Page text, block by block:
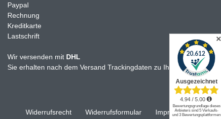
Paypal
Rechnung
Kreditkarte
Lastschrift
Wir versenden mit DHL
Sie erhalten nach dem Versand Trackingdaten zu Ihrer Sendung
Widerrufs­recht Widerrufs­formular Impressum
✕